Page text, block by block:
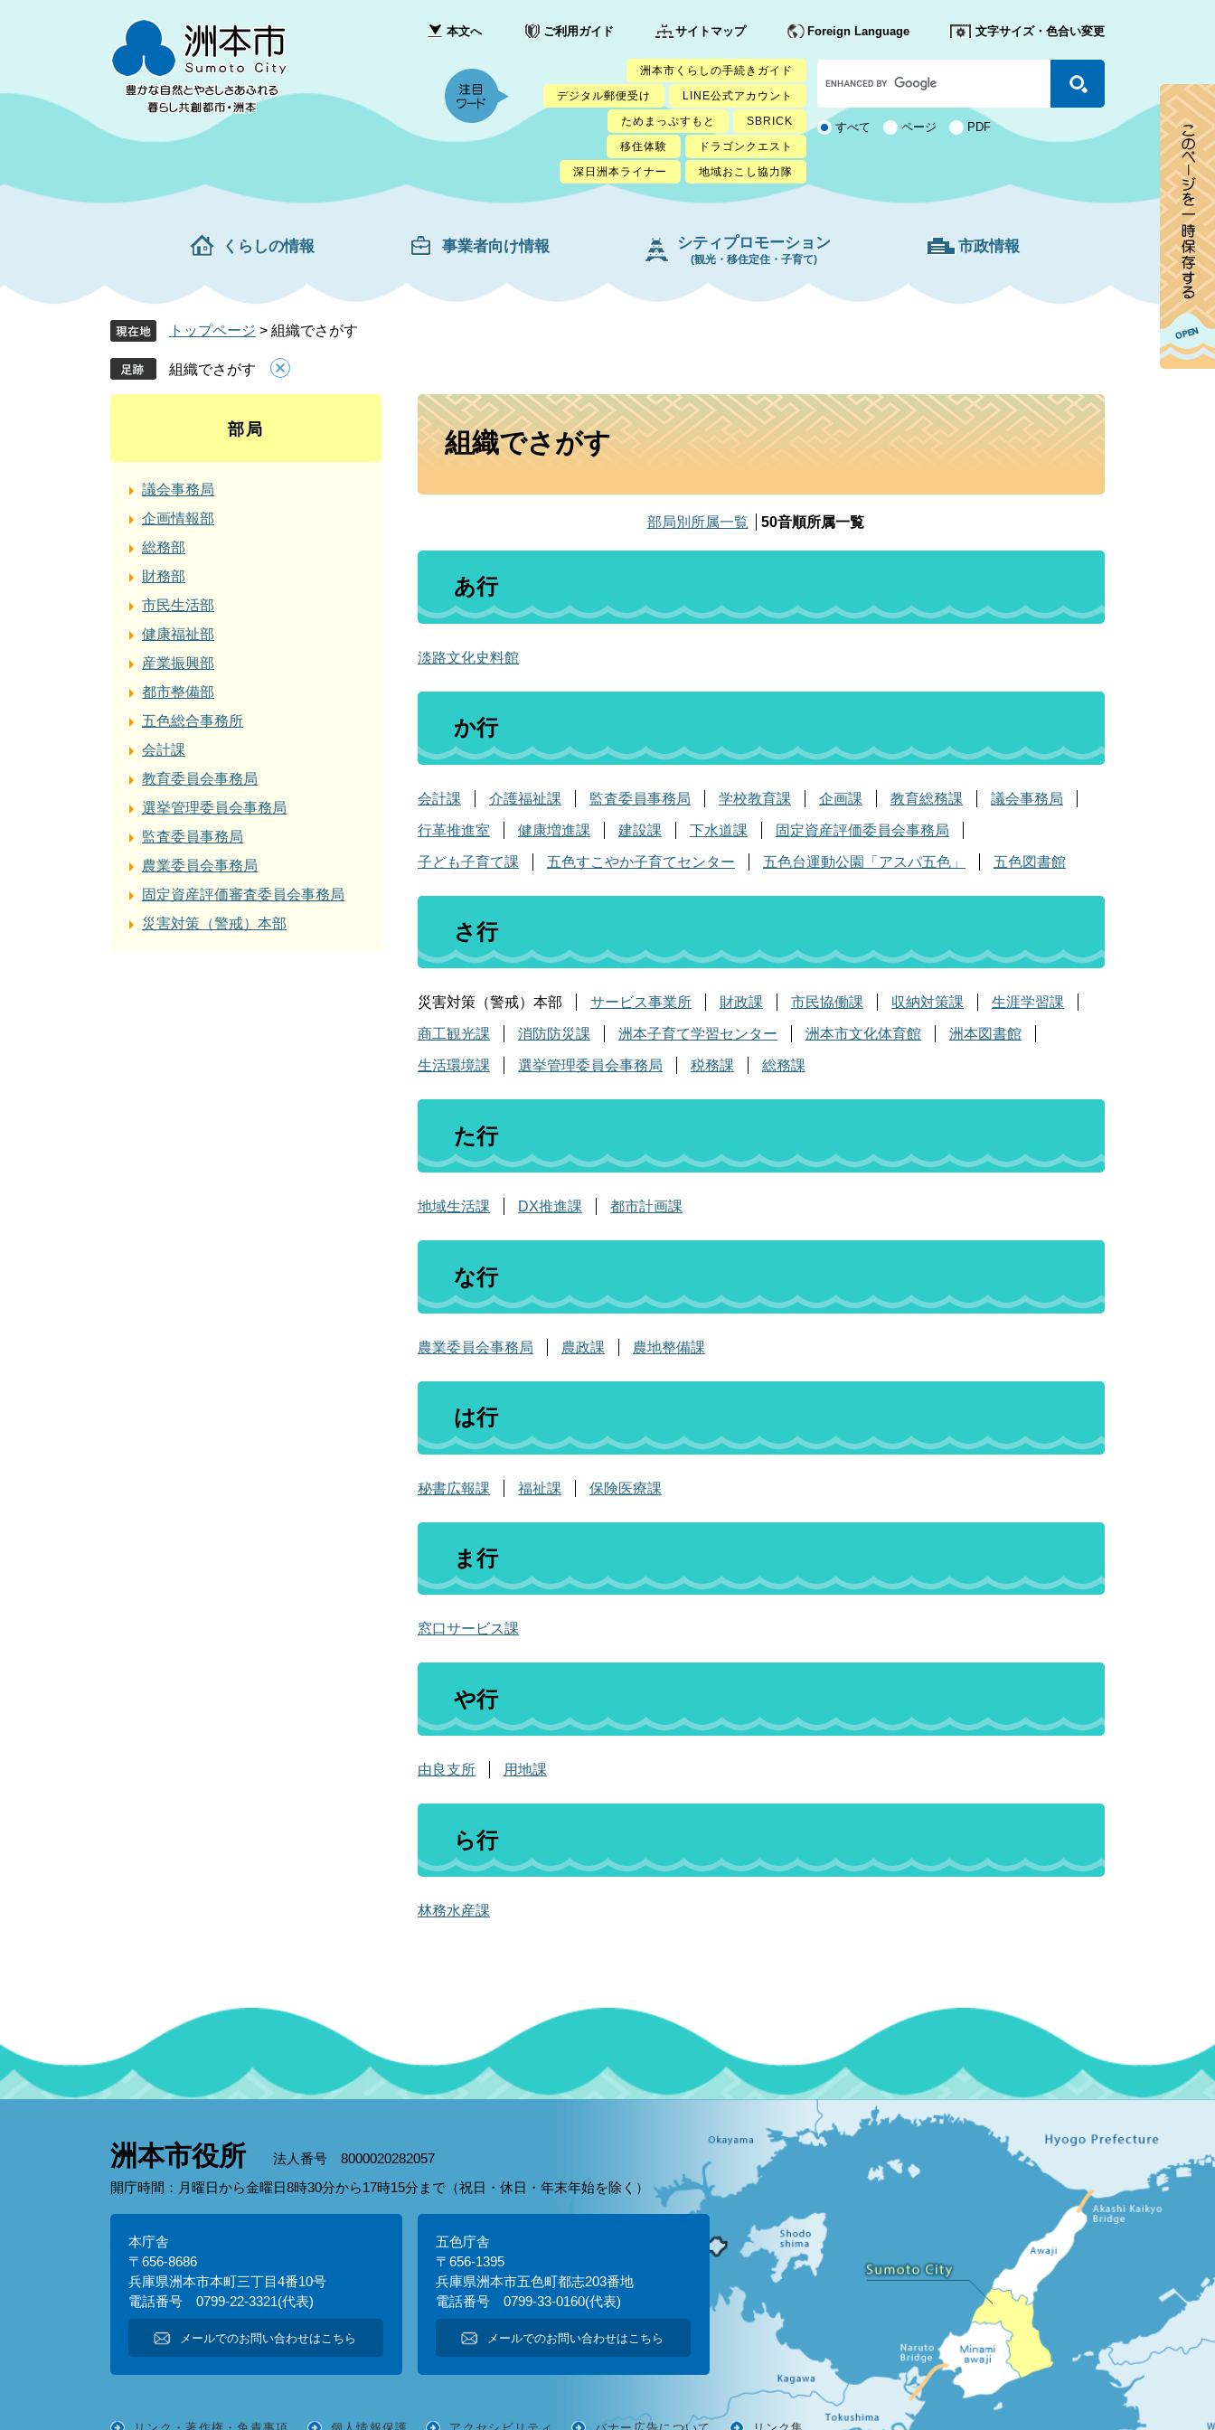
先
を
て
本文へ ご利用ガイド サイトマップ Foreign Language 文字サイズ・色合い変更
洲本市くらしの手続きガイド
デジタル郵便受け
LINE公式アカウント
ためまっぷすもと
SBRICK
移住体験
ドラゴンクエスト
深日洲本ライナー
地域おこし協力隊
カ
ス
タ
ム
検 すべて ページ PDF
くらしの情報 事業者向け情報 シティプロモーション
(観光・移住定住・子育て)
市政情報
トップページ > 組織でさがす
組織でさがす
本
組織でさがす
部局別所属一覧 50音順所属一覧
あ行
淡路文化史料館
か行
会計課 介護福祉課 監査委員事務局 学校教育課 企画課 教育総務課 議会事務局
行革推進室 健康増進課 建設課 下水道課 固定資産評価委員会事務局
子ども子育て課 五色すこやか子育てセンター 五色台運動公園「アスパ五色」 五色図書館
さ行
災害対策（警戒）本部 サービス事業所 財政課 市民協働課 収納対策課 生涯学習課
商工観光課 消防防災課 洲本子育て学習センター 洲本市文化体育館 洲本図書館
生活環境課 選挙管理委員会事務局 税務課 総務課
た行
地域生活課 DX推進課 都市計画課
な行
農業委員会事務局 農政課 農地整備課
は行
秘書広報課 福祉課 保険医療課
ま行
窓口サービス課
や行
由良支所 用地課
ら行
林務水産課
部局
議会事務局
企画情報部
総務部
財務部
市民生活部
健康福祉部
産業振興部
都市整備部
五色総合事務所
会計課
教育委員会事務局
選挙管理委員会事務局
監査委員事務局
農業委員会事務局
固定資産評価審査委員会事務局
災害対策（警戒）本部
洲本市役所
法人番号 8000020282057
開庁時間：月曜日から金曜日8時30分から17時15分まで（祝日・休日・年末年始を除く）
本庁舎
〒656-8686
兵庫県洲本市本町三丁目4番10号
電話番号 0799-22-3321(代表)
メールでのお問い合わせはこちら
五色庁舎
〒656-1395
兵庫県洲本市五色町都志203番地
電話番号 0799-33-0160(代表)
メールでのお問い合わせはこちら